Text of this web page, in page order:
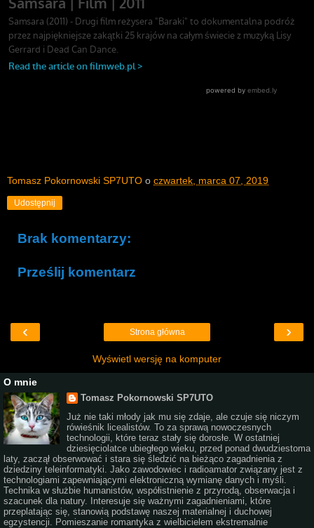
Tomasz Pokornowski SP7UTO o czwartek, marca 07, 2019
Udostępnij
Brak komentarzy:
Prześlij komentarz
‹ ›
Strona główna
Wyświetl wersję na komputer
O mnie
Tomasz Pokornowski SP7UTO
Już nie taki młody jak mu się zdaje, ale czuje się niczym
rówieśnik licealistów. To za sprawą nowoczesnych
technologii, które teraz stały się dorosłe. W ostatniej
dziesięciolatce ubiegłego wieku, przed ponad dwudziestoma
laty, zaczął obserwować i stara się śledzić na bieżąco zagadnienia z
dziedziny teleinformatyki. Jako zawodowiec i radioamator związany jest z
technologiami zapewniającymi elektroniczną wymianę danych i myśli.
Technika w służbie humanistów, współistnienie z przyrodą, obserwacja i
szacunek dla natury. Interesuje się ważnymi zagadnieniami, które
przeplatając się, stanowią podstawę naszej materialnej i duchowej
egzystencji. Pomieszanie romantyka z wielbicielem ekstremalnie